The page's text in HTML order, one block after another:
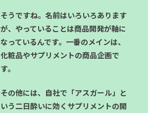
そうですね。名前はいろいろあります
が、やっていることは商品開発が軸に
なっているんです。一番のメインは、
化粧品やサプリメントの商品企画で
す。
その他には、自社で「アスガール」と
いう二日酔いに効くサプリメントの開